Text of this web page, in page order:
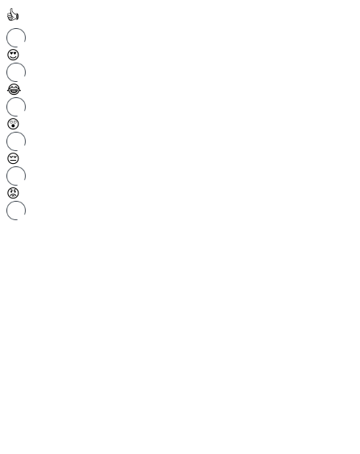
👍
😍
😂
😲
😔
😡